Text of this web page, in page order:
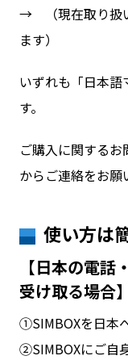
→ （現在取り扱
ます）
いずれも「日本語
す。
ご購入に関するお
からご連絡をお願
使い方は
【日本の電
受け取る場合】
①SIMBOXを日本
②SIMBOXにご自